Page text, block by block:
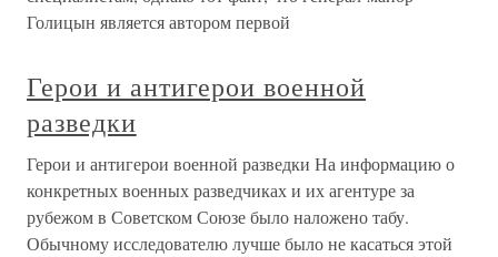
Голицын является автором первой
Герои и антигерои военной
разведки
Герои и антигерои военной разведки На информацию о
конкретных военных разведчиках и их агентуре за
рубежом в Советском Союзе было наложено табу.
Обычному исследователю лучше было не касаться этой